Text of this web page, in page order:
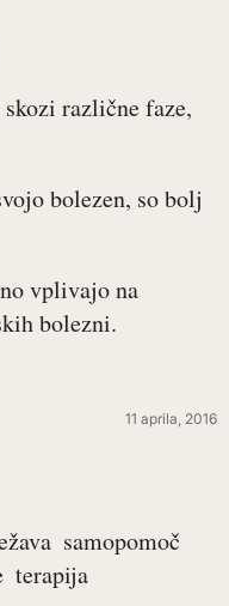
različne faze,
bolezen, so bolj
vplivajo na
bolezni.
11 aprila, 2016
samopomoč
terapija